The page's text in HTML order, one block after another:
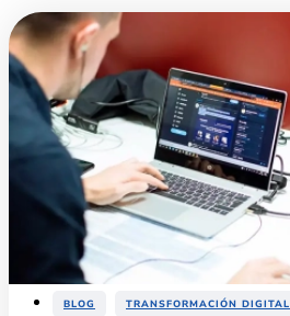
BLOG TRANSFORMACIÓN DIGITAL